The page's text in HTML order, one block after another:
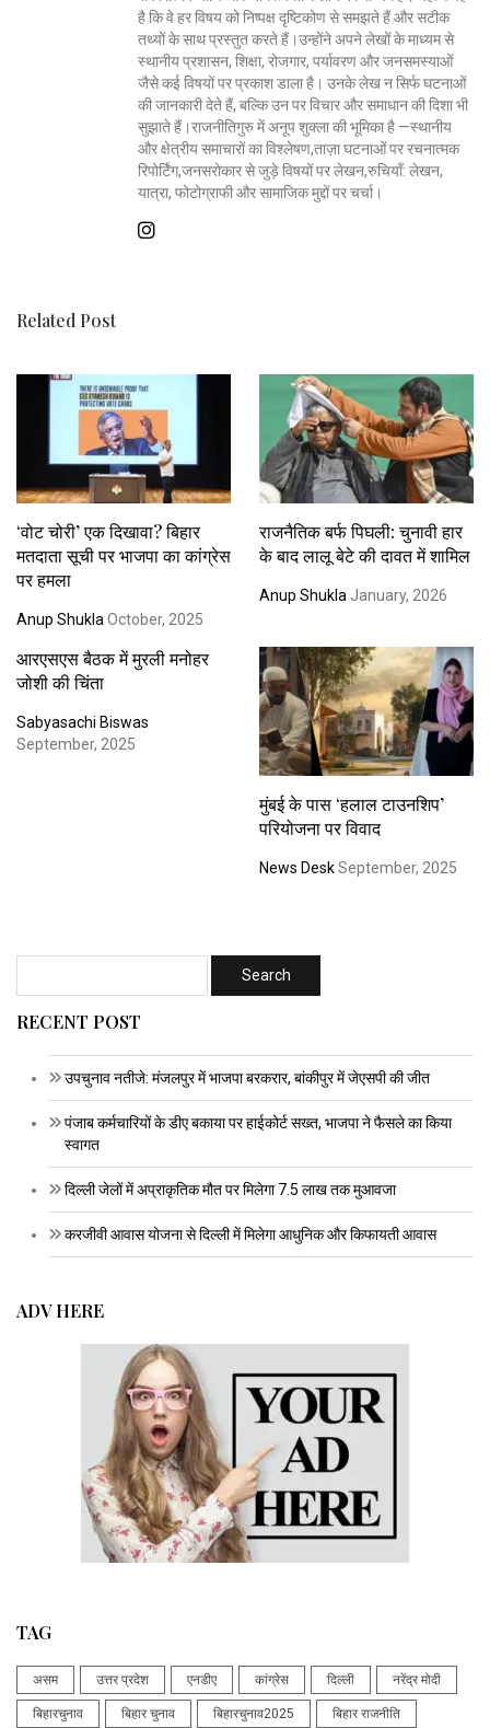
है कि वे हर विषय को निष्पक्ष दृष्टिकोण से समझते हैं और सटीक
तथ्यों के साथ प्रस्तुत करते हैं।उन्होंने अपने लेखों के माध्यम से
स्थानीय प्रशासन, शिक्षा, रोजगार, पर्यावरण और जनसमस्याओं
जैसे कई विषयों पर प्रकाश डाला है। उनके लेख न सिर्फ घटनाओं
की जानकारी देते हैं, बल्कि उन पर विचार और समाधान की दिशा भी
सुझाते हैं।राजनीतिगुरु में अनूप शुक्ला की भूमिका है —स्थानीय
और क्षेत्रीय समाचारों का विश्लेषण,ताज़ा घटनाओं पर रचनात्मक
रिपोर्टिंग,जनसरोकार से जुड़े विषयों पर लेखन,रुचियाँ: लेखन,
यात्रा, फोटोग्राफी और सामाजिक मुद्दों पर चर्चा।
Related Post
‘वोट चोरी’ एक दिखावा? बिहार
मतदाता सूची पर भाजपा का कांग्रेस
पर हमला
Anup Shukla October, 2025
राजनैतिक बर्फ पिघली: चुनावी हार
के बाद लालू बेटे की दावत में शामिल
Anup Shukla January, 2026
आरएसएस बैठक में मुरली मनोहर
जोशी की चिंता
Sabyasachi Biswas
September, 2025
मुंबई के पास ‘हलाल टाउनशिप’
परियोजना पर विवाद
News DeskSeptember, 2025
RECENT POST
उपचुनाव नतीजे: मंजलपुर में भाजपा बरकरार, बांकीपुर में जेएसपी की जीत
पंजाब कर्मचारियों के डीए बकाया पर हाईकोर्ट सख्त, भाजपा ने फैसले का किया
स्वागत
दिल्ली जेलों में अप्राकृतिक मौत पर मिलेगा 7.5 लाख तक मुआवजा
करजीवी आवास योजना से दिल्ली में मिलेगा आधुनिक और किफायती आवास
ADV HERE
TAG
असम उत्तर प्रदेश एनडीए कांग्रेस दिल्ली नरेंद्र मोदी
बिहारचुनाव बिहार चुनाव बिहारचुनाव2025 बिहार राजनीति